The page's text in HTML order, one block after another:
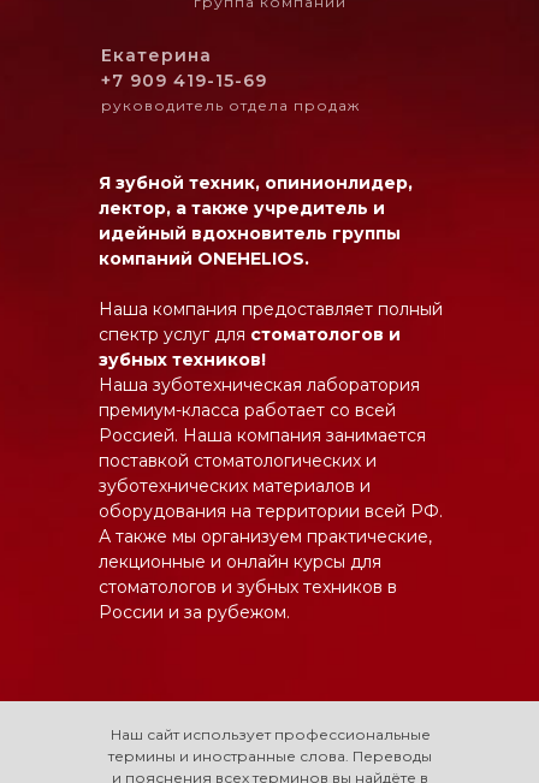
Я зубной техник, опинионлидер,
лектор, а также учредитель и
идейный вдохновитель группы
компаний ONEHELIOS.
Наша компания предоставляет полный
спектр услуг для стоматологов и
зубных техников!
Наша зуботехническая лаборатория
премиум-класса работает со всей
Россией. Наша компания занимается
поставкой стоматологических и
зуботехнических материалов и
оборудования на территории всей РФ.
А также мы организуем практические,
лекционные и онлайн курсы для
стоматологов и зубных техников в
России и за рубежом.
Екатерина
+7 909 419-15-69
руководитель отдела продаж
Наш сайт использует профессиональные
термины и иностранные слова. Переводы
и пояснения всех терминов вы найдёте в